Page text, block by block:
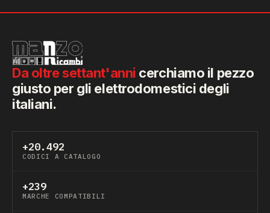
Da oltre settant'anni cerchiamo il pezzo
giusto per gli elettrodomestici degli
italiani.
+20.492
CODICI A CATALOGO
+239
MARCHE COMPATIBILI